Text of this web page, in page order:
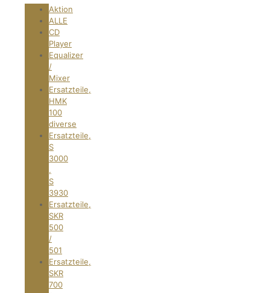
Aktion
ALLE
CD
Player
Equalizer
/
Mixer
Ersatzteile,
HMK
100
diverse
Ersatzteile,
S
3000
,
S
3930
Ersatzteile,
SKR
500
/
501
Ersatzteile,
SKR
700